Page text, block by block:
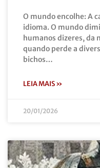
O mundo encolhe: A
idioma. O mundo
humanos dizeres, da
quando perde a
bichos…
LEIA MAIS »
20/01/2026